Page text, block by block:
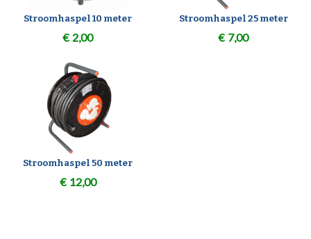
Stroomhaspel 10 meter
€ 2,00
Stroomhaspel 25 meter
€ 7,00
Stroomhaspel 50 meter
€ 12,00